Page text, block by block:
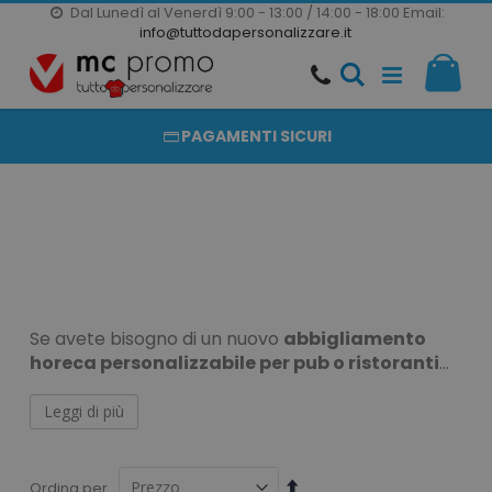
Dal Lunedì al Venerdì 9:00 - 13:00 / 14:00 - 18:00 Email:
info@tuttodapersonalizzare.it
Salta
al
contenuto
20000 PRODOTTI
PRODOTTI COMPLETAMENTE PERSONALIZZABILI
PAGAMENTI SICURI
Se avete bisogno di un nuovo abbigliamento
horeca personalizzabile per pub o ristoranti
sia importante apparire al meglio quando si
lavora nel settore della ristorazione.
Abbigliamento pub
Horeca
Leggi di più